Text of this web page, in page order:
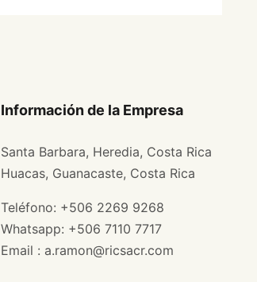
Información de la Empresa
Santa Barbara, Heredia, Costa Rica
Huacas, Guanacaste, Costa Rica
Teléfono: +506 2269 9268
Whatsapp: +506 7110 7717
Email : a.ramon@ricsacr.com